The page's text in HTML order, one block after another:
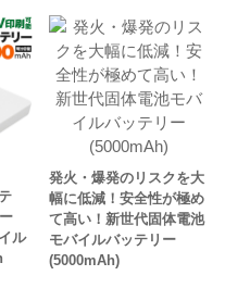
ル
発火・爆発のリスクを大
幅に低減！安全性が極め
て高い！新世代固体電池
モバイルバッテリー
(5000mAh)